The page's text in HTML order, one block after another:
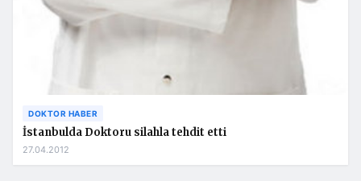
DOKTOR HABER
İstanbulda Doktoru silahla tehdit etti
27.04.2012